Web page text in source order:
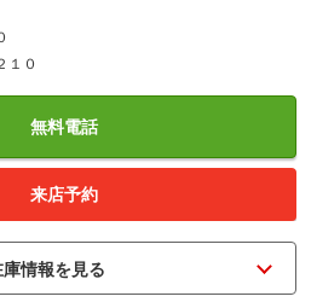
１０
無料電話
来店予約